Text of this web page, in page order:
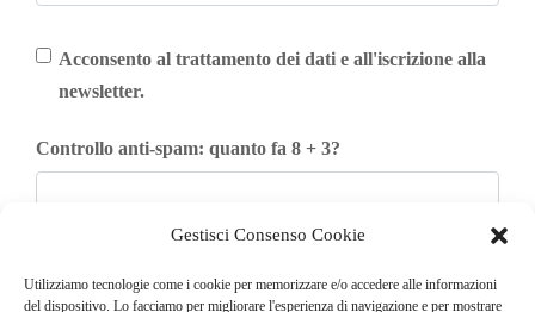
Gestisci Consenso Cookie
Utilizziamo tecnologie come i cookie per memorizzare e/o accedere alle informazioni
del dispositivo. Lo facciamo per migliorare l'esperienza di navigazione e per mostrare
Acconsento al trattamento dei dati e all'iscrizione alla
newsletter.
Controllo anti-spam: quanto fa 8 + 3?
Iscriviti